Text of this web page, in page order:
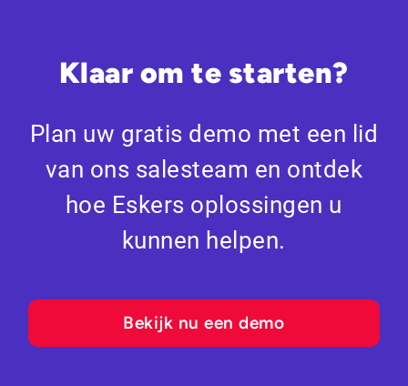
Klaar om te starten?
Plan uw gratis demo met een lid
van ons salesteam en ontdek
hoe Eskers oplossingen u
kunnen helpen.
Bekijk nu een demo